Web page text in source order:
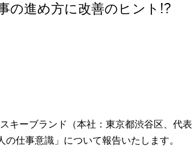
の進め方に改善のヒント!?
キーブランド（本社：東京都渋谷区、
仕事意識」について報告いたします。